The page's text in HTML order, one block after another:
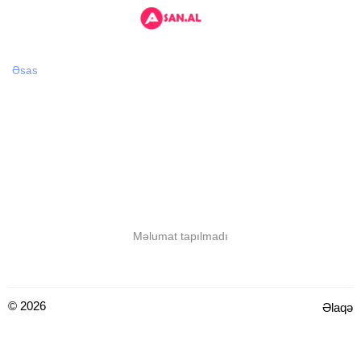
Əsas
Məlumat tapılmadı
© 2026 Əlaqə